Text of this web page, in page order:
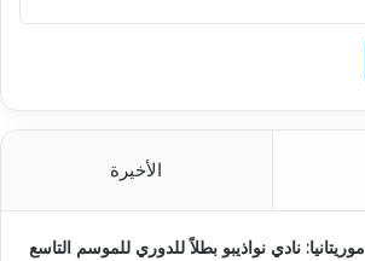
الأخيرة
موريتانيا: نادي نواذيبو بطلاً للدوري للموسم التاسع